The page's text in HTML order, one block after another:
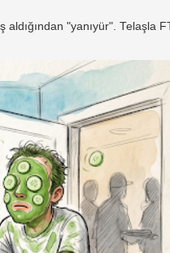
aldığından "yanıyür". Telaşla